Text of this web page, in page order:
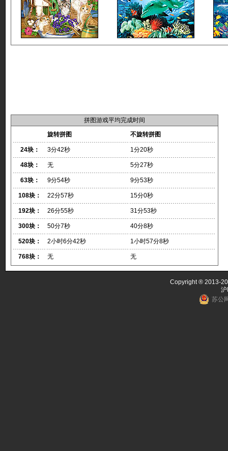
拼图游戏平均完成时间
旋转拼图
不旋转拼图
24块： 3分42秒 1分20秒
48块： 无 5分27秒
63块： 9分54秒 9分53秒
108块： 22分57秒 15分0秒
192块： 26分55秒 31分53秒
300块： 50分7秒 40分8秒
520块： 2小时6分42秒 1小时57分8秒
768块： 无 无
Copyright ® 2013-
苏公